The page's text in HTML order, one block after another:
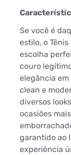
Se você é
estilo, o
escolha
couro
elegância
clean e
diversos
ocasiões
garantido ao
experiência